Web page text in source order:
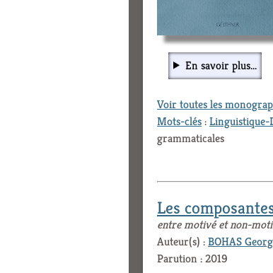
En savoir plus...
Voir toutes les
Mots-clés:Linguistique-
grammaticales
Les
entre motivé et non-
Auteur(s) :BOHAS
Parution : 2019